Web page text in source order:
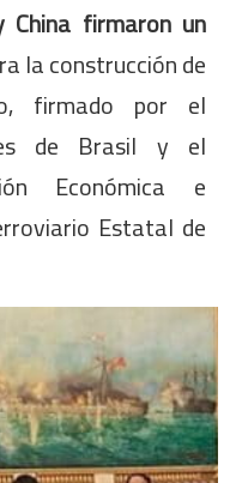
China firmaron un
la construcción de
firmado por el
de Brasil y el
Económica e
Estatal de